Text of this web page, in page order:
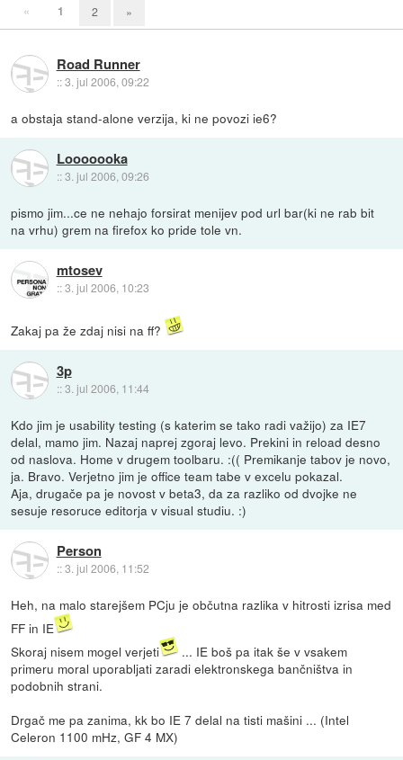
« 1 2 »
Road Runner
::3. jul 2006, 09:22
a obstaja stand-alone verzija, ki ne povozi ie6?
Looooooka
::3. jul 2006, 09:26
pismo jim...ce ne nehajo forsirat menijev pod url bar(ki ne rab bit
na vrhu) grem na firefox ko pride tole vn.
mtosev
::3. jul 2006, 10:23
Zakaj pa že zdaj nisi na ff?
3p
::3. jul 2006, 11:44
Kdo jim je usability testing (s katerim se tako radi važijo) za IE7
delal, mamo jim. Nazaj naprej zgoraj levo. Prekini in reload desno
od naslova. Home v drugem toolbaru. :(( Premikanje tabov je novo,
ja. Bravo. Verjetno jim je office team tabe v excelu pokazal.
Aja, drugače pa je novost v beta3, da za razliko od dvojke ne
sesuje resoruce editorja v visual studiu. :)
Person
::3. jul 2006, 11:52
Heh, na malo starejšem PCju je občutna razlika v hitrosti izrisa med
FF in IE
Skoraj nisem mogel verjeti
... IE boš pa itak še v vsakem
primeru moral uporabljati zaradi elektronskega bančništva in
podobnih strani.
Drgač me pa zanima, kk bo IE 7 delal na tisti mašini ... (Intel
Celeron 1100 mHz, GF 4 MX)